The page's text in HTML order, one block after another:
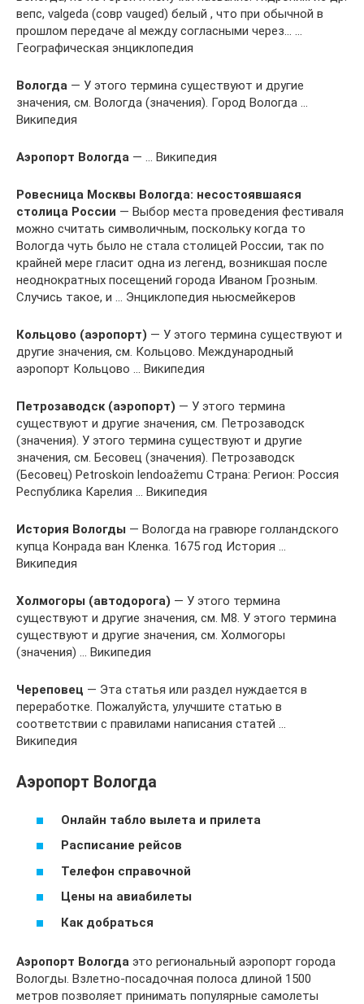
вепс, valgeda (совр vauged) белый , что при обычной в
прошлом передаче al между согласными через… …
Географическая энциклопедия
Вологда — У этого термина существуют и другие
значения, см. Вологда (значения). Город Вологда …
Википедия
Аэропорт Вологда — … Википедия
Ровесница Москвы Вологда: несостоявшаяся
столица России — Выбор места проведения фестиваля
можно считать символичным, поскольку когда то
Вологда чуть было не стала столицей России, так по
крайней мере гласит одна из легенд, возникшая после
неоднократных посещений города Иваном Грозным.
Случись такое, и … Энциклопедия ньюсмейкеров
Кольцово (аэропорт) — У этого термина существуют и
другие значения, см. Кольцово. Международный
аэропорт Кольцово … Википедия
Петрозаводск (аэропорт) — У этого термина
существуют и другие значения, см. Петрозаводск
(значения). У этого термина существуют и другие
значения, см. Бесовец (значения). Петрозаводск
(Бесовец) Petroskoin lendoažemu Страна: Регион: Россия
Республика Карелия … Википедия
История Вологды — Вологда на гравюре голландского
купца Конрада ван Кленка. 1675 год История …
Википедия
Холмогоры (автодорога) — У этого термина
существуют и другие значения, см. M8. У этого термина
существуют и другие значения, см. Холмогоры
(значения) … Википедия
Череповец — Эта статья или раздел нуждается в
переработке. Пожалуйста, улучшите статью в
соответствии с правилами написания статей …
Википедия
Аэропорт Вологда
Онлайн табло вылета и прилета
Расписание рейсов
Телефон справочной
Цены на авиабилеты
Как добраться
Аэропорт Вологда это региональный аэропорт города
Вологды. Взлетно-посадочная полоса длиной 1500
метров позволяет принимать популярные самолеты